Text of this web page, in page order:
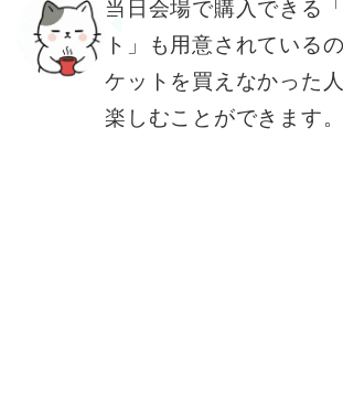
当日会場で購入できる
ト」も用意されている
ケットを買えなかった
楽しむことができます。